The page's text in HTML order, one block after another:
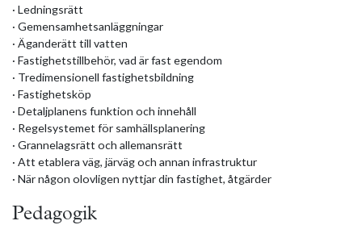
· Ledningsrätt
· Gemensamhetsanläggningar
· Äganderätt till vatten
· Fastighetstillbehör, vad är fast egendom
· Tredimensionell fastighetsbildning
· Fastighetsköp
· Detaljplanens funktion och innehåll
· Regelsystemet för samhällsplanering
· Grannelagsrätt och allemansrätt
· Att etablera väg, järväg och annan infrastruktur
· När någon olovligen nyttjar din fastighet, åtgärder
Pedagogik